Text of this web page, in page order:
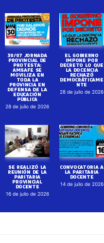
30/07 JORNADA
PROVINCIAL DE
PROTESTA:
AMSAFE SE
MOVILIZA EN
TODA LA
PROVINCIA EN
DEFENSA DE LA
EDUCACIÓN
PÚBLICA
28 de julio de 2026
EL GOBIERNO
IMPONE POR
DECRETO LO QUE
LA DOCENCIA
RECHAZÓ
DEMOCRÁTICAME
NTE
28 de julio de 2026
SE REALIZÓ LA
REUNIÓN DE LA
PARITARIA
PROVINCIAL
DOCENTE
16 de julio de 2026
CONVOCATORIA A
LA PARITARIA
DOCENTE
14 de julio de 2026